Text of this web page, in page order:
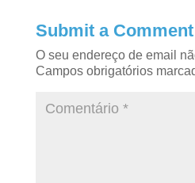
Submit a Comment
O seu endereço de email
Campos obrigatórios